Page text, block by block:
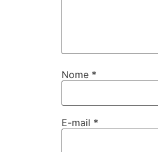
Nome *
E-mail *